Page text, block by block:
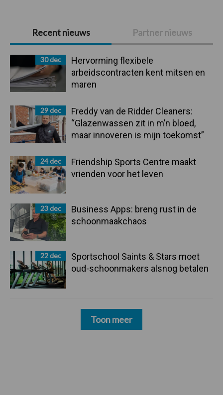
Primaire
Sidebar
Recent nieuws Partner nieuws
30 dec
Hervorming flexibele
arbeidscontracten kent mitsen en
maren
29 dec
Freddy van de Ridder Cleaners:
“Glazenwassen zit in m’n bloed,
maar innoveren is mijn toekomst”
24 dec
Friendship Sports Centre maakt
vrienden voor het leven
23 dec
Business Apps: breng rust in de
schoonmaakchaos
22 dec
Sportschool Saints & Stars moet
oud-schoonmakers alsnog betalen
Toon meer